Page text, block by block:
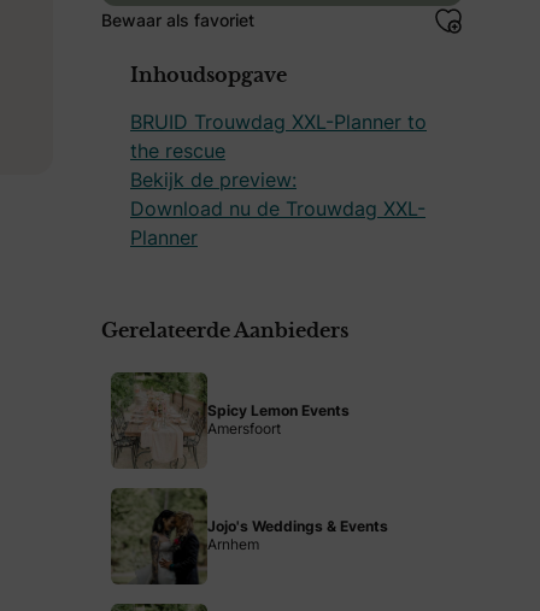
Bewaar als favoriet
Inhoudsopgave
BRUID Trouwdag XXL-Planner to
the rescue
Bekijk de preview:
Download nu de Trouwdag XXL-
Planner
Gerelateerde Aanbieders
Spicy Lemon Events
Amersfoort
Jojo's Weddings & Events
Arnhem